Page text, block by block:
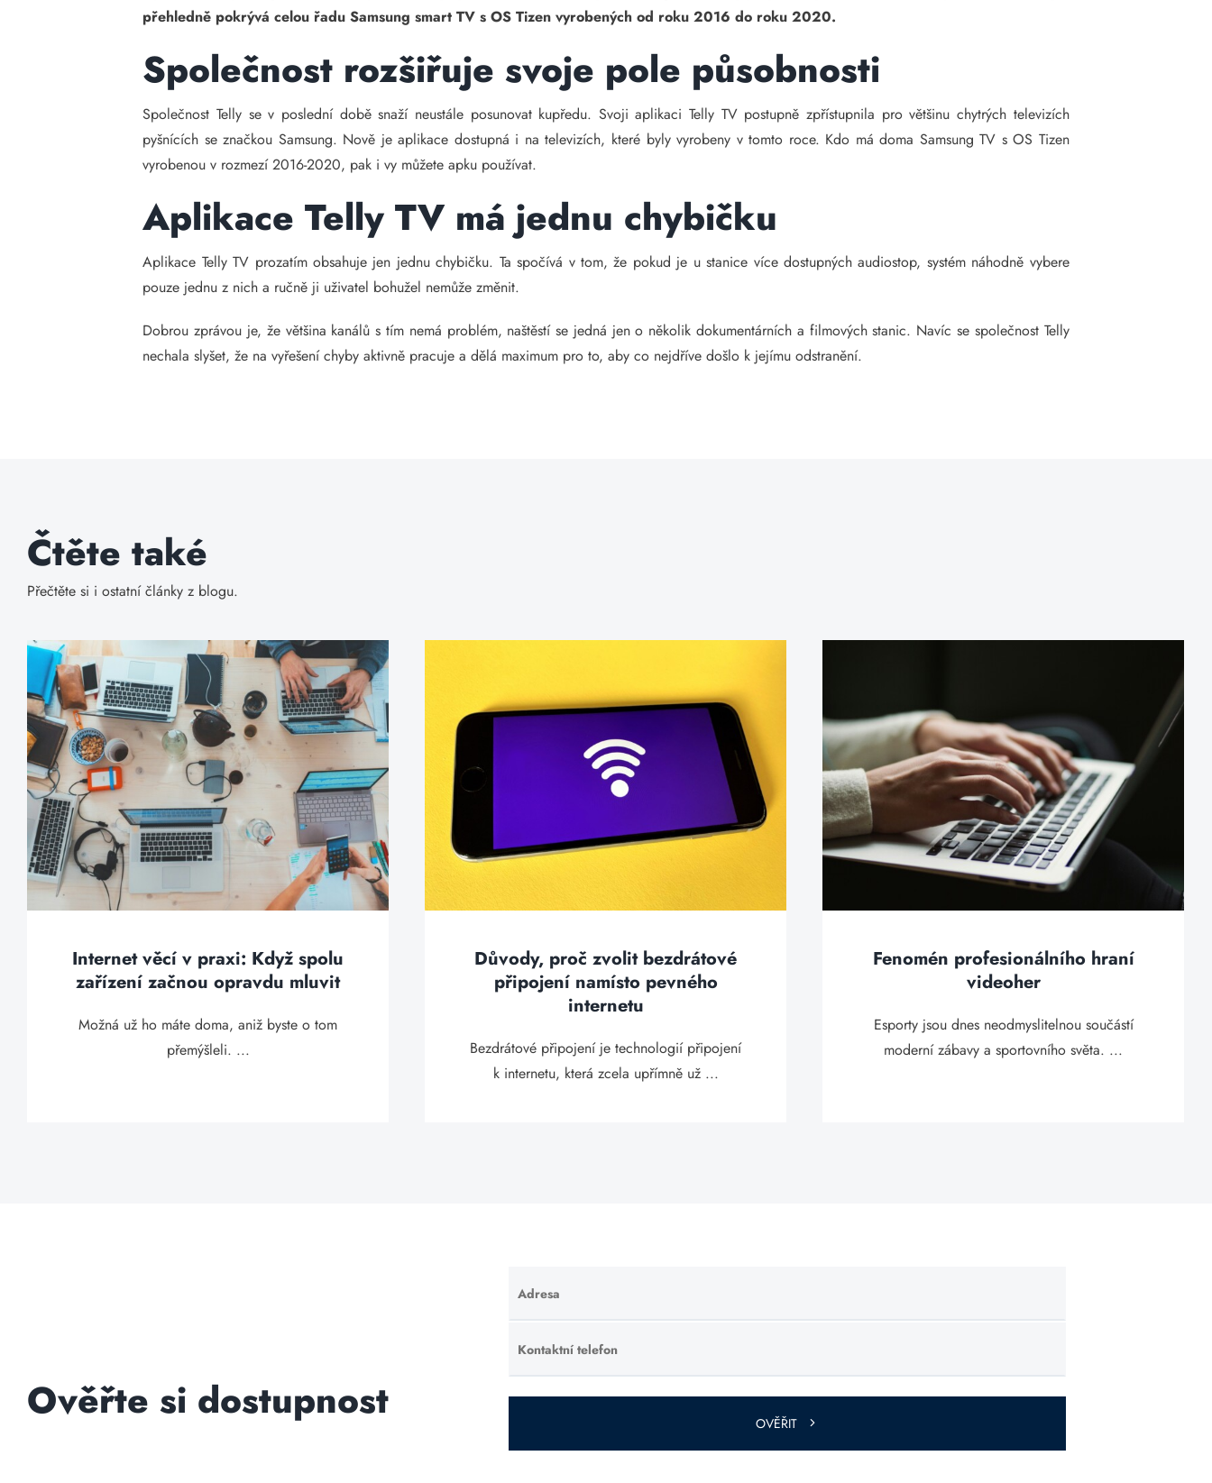
přehledně pokrývá celou řadu Samsung smart TV s OS Tizen vyrobených od roku 2016 do roku 2020.
Společnost rozšiřuje svoje pole působnosti
Společnost Telly se v poslední době snaží neustále posunovat kupředu. Svoji aplikaci Telly TV postupně zpřístupnila pro většinu chytrých televizích
pyšnících se značkou Samsung. Nově je aplikace dostupná i na televizích, které byly vyrobeny v tomto roce. Kdo má doma Samsung TV s OS Tizen
vyrobenou v rozmezí 2016-2020, pak i vy můžete apku používat.
Aplikace Telly TV má jednu chybičku
Aplikace Telly TV prozatím obsahuje jen jednu chybičku. Ta spočívá v tom, že pokud je u stanice více dostupných audiostop, systém náhodně vybere
pouze jednu z nich a ručně ji uživatel bohužel nemůže změnit.
Dobrou zprávou je, že většina kanálů s tím nemá problém, naštěstí se jedná jen o několik dokumentárních a filmových stanic. Navíc se společnost Telly
nechala slyšet, že na vyřešení chyby aktivně pracuje a dělá maximum pro to, aby co nejdříve došlo k jejímu odstranění.
Čtěte také
Přečtěte si i ostatní články z blogu.
Internet věcí v praxi: Když spolu
zařízení začnou opravdu mluvit
Možná už ho máte doma, aniž byste o tom
přemýšleli. ...
Důvody, proč zvolit bezdrátové
připojení namísto pevného
internetu
Bezdrátové připojení je technologií připojení
k internetu, která zcela upřímně už ...
Fenomén profesionálního hraní
videoher
Esporty jsou dnes neodmyslitelnou součástí
moderní zábavy a sportovního světa. ...
Ověřte si dostupnost
Adresa
Ponechte
toto pole
prázdné.
Kontaktní telefon
Ponechte
toto pole
prázdné.
OVĚŘIT